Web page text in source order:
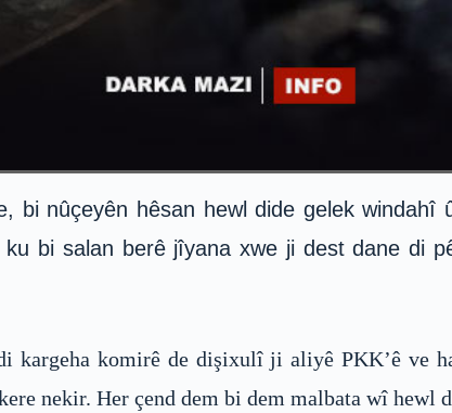
bi nûçeyên hêsan hewl dide gelek
bi salan berê jîyana xwe ji dest dane di
kargeha komirê de dişixulî ji aliyê PKK’ê ve
nekir. Her çend dem bi dem malbata wî hewl